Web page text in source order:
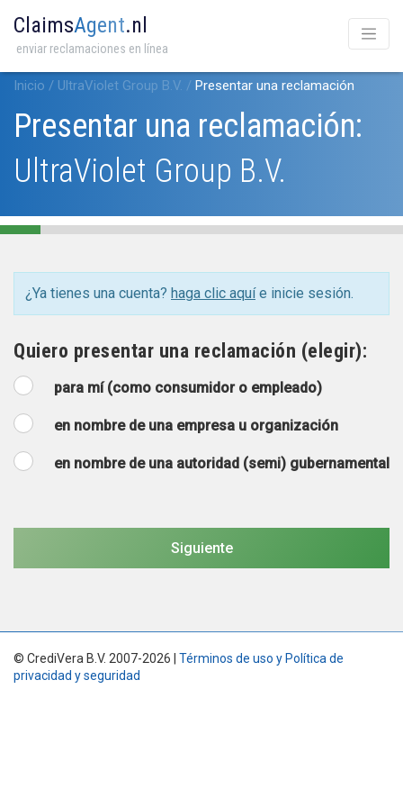
ClaimsAgent.nl
enviar reclamaciones en línea
Inicio / UltraViolet Group B.V. / Presentar una reclamación
Presentar una reclamación:
UltraViolet Group B.V.
¿Ya tienes una cuenta? haga clic aquíe inicie sesión.
Quiero presentar una reclamación (elegir):
para mí (como consumidor o empleado)
en nombre de una empresa u organización
en nombre de una autoridad (semi) gubernamental
© CrediVera B.V. 2007-2026 | Términos de uso y Política de
privacidad y seguridad